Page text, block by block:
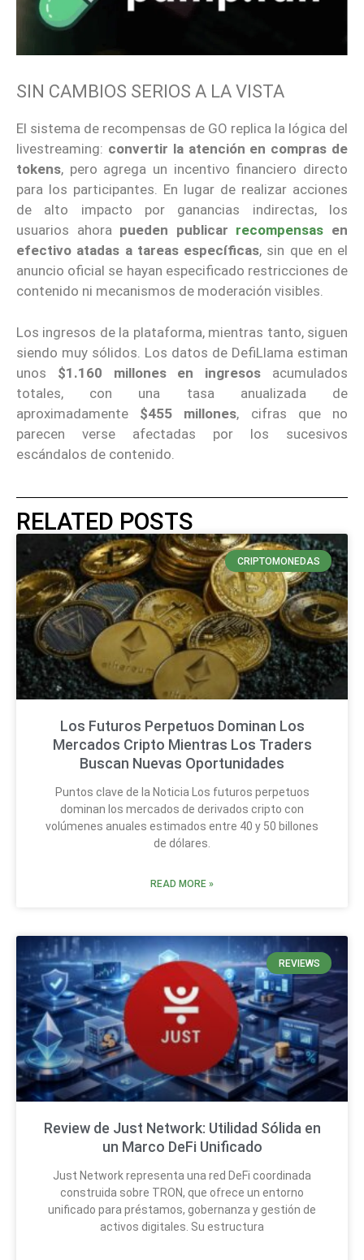
SIN CAMBIOS SERIOS A LA VISTA
El sistema de recompensas de GO replica la lógica del
livestreaming: convertir la atención en compras de
tokens, pero agrega un incentivo financiero directo
para los participantes. En lugar de realizar acciones
de alto impacto por ganancias indirectas, los
usuarios ahora pueden publicar recompensas en
efectivo atadas a tareas específicas, sin que en el
anuncio oficial se hayan especificado restricciones de
contenido ni mecanismos de moderación visibles.
Los ingresos de la plataforma, mientras tanto, siguen
siendo muy sólidos. Los datos de DefiLlama estiman
unos $1.160 millones en ingresos acumulados
totales, con una tasa anualizada de
aproximadamente $455 millones, cifras que no
parecen verse afectadas por los sucesivos
escándalos de contenido.
RELATED POSTS
CRIPTOMONEDAS
Los Futuros Perpetuos Dominan Los
Mercados Cripto Mientras Los Traders
Buscan Nuevas Oportunidades
Puntos clave de la Noticia Los futuros perpetuos
dominan los mercados de derivados cripto con
volúmenes anuales estimados entre 40 y 50 billones
de dólares.
READ MORE »
REVIEWS
Review de Just Network: Utilidad Sólida en
un Marco DeFi Unificado
Just Network representa una red DeFi coordinada
construida sobre TRON, que ofrece un entorno
unificado para préstamos, gobernanza y gestión de
activos digitales. Su estructura